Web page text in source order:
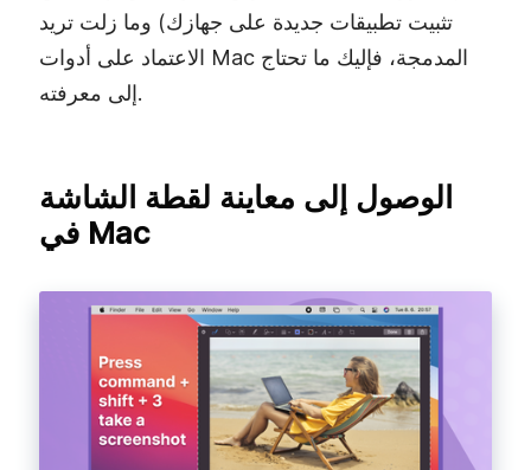
تثبيت تطبيقات جديدة على جهازك) وما زلت تريد
الاعتماد على أدوات Mac المدمجة، فإليك ما تحتاج
إلى معرفته.
الوصول إلى معاينة لقطة الشاشة
في Mac